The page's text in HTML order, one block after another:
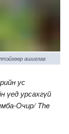
ашиглав
ус
үед урсахгүй
Очир/ The